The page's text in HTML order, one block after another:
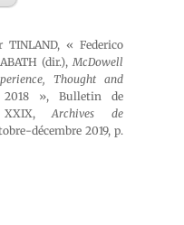
TINLAND, « Federico
(dir.),McDowell
Thought and
2018 », Bulletin de
XXIX,Archives de
décembre 2019, p.